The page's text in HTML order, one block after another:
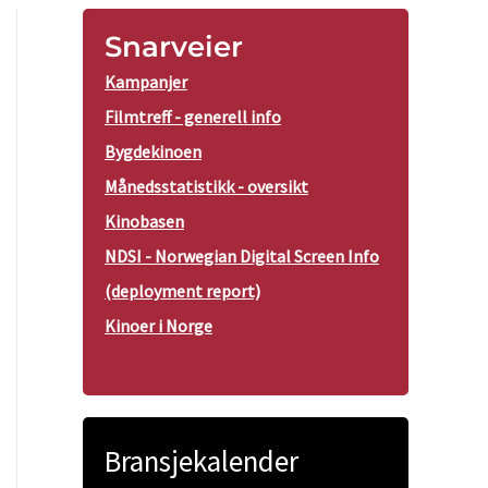
Snarveier
Kampanjer
Filmtreff - generell info
Bygdekinoen
Månedsstatistikk - oversikt
Kinobasen
NDSI - Norwegian Digital Screen Info
(deployment report)
Kinoer i Norge
Bransjekalender